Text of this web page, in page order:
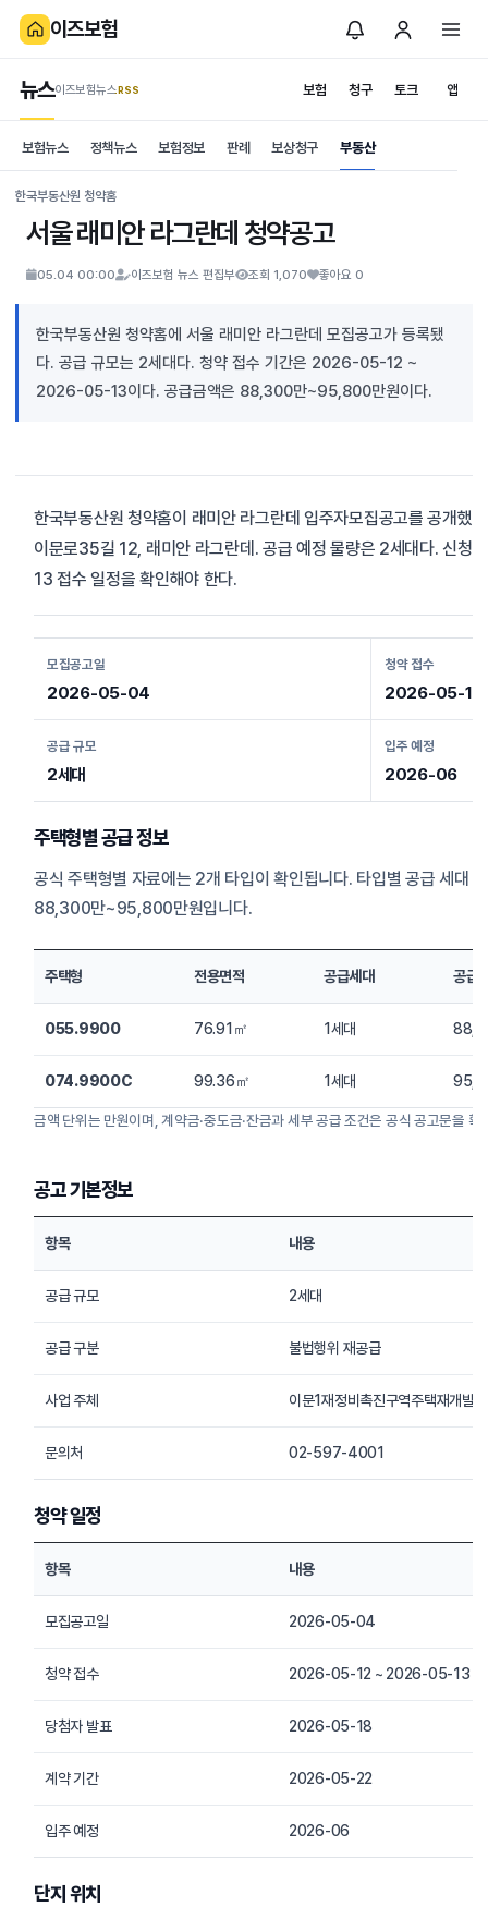
이즈보험
보험 청구
뉴스이즈보험뉴스.RSS 토크 앱
is보험
News
보험뉴스 정책뉴스 보험정보 판례 보상청구 부동산
한국부동산원 청약홈
서울 래미안 라그란데 청약공고
05.04 00:00 이즈보험 뉴스 편집부 조회 1,070 좋아요 0
한국부동산원 청약홈에 서울 래미안 라그란데 모집공고가 등록됐
다. 공급 규모는 2세대다. 청약 접수 기간은 2026-05-12 ~
2026-05-13이다. 공급금액은 88,300만~95,800만원이다.
한국부동산원 청약홈이 래미안 라그란데 입주자모집공고를 공개했
이문로35길 12, 래미안 라그란데. 공급 예정 물량은 2세대다.
13 접수 일정을 확인해야 한다.
모집공고일
2026-05-04
청약 접수
2026-05-12
공급 규모
2세대
입주 예정
2026-06
주택형별 공급 정보
공식 주택형별 자료에는 2개 타입이 확인됩니다. 타입별 공급 세대
88,300만~95,800만원입니다.
주택형 전용면적 공급세대 공급
055.9900 76.91㎡ 1세대
074.9900C 99.36㎡ 1세대
금액 단위는 만원이며, 계약금·중도금·잔금과 세부 공급 조건은 공식 공고문을 확
공고 기본정보
항목 내용
공급 규모 2세대
공급 구분 불법행위 재공급
사업 주체 이문1재정비촉진구역주택재개발
문의처 02-597-4001
청약 일정
항목 내용
모집공고일 2026-05-04
청약 접수 2026-05-12 ~ 2026-05-13
당첨자 발표 2026-05-18
계약 기간 2026-05-22
입주 예정 2026-06
단지 위치